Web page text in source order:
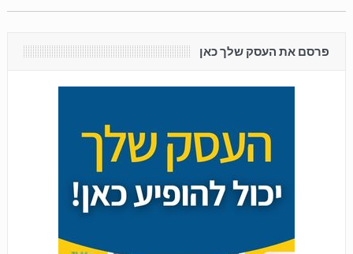
פרסם את העסק שלך כאן